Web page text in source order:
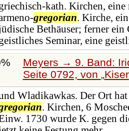
kath. Kirchen,
gregorian. Kirche,
Bethäuser; ferner
Seminar, eine
Meyers → 9. Band:
Seite 0792, von Kiser
Wladikawkas. Der Ort
. Kirchen, 6
1730 wurde K. gegen